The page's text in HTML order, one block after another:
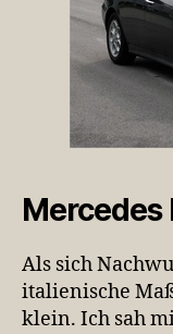
Mercedes
Als sich
italienische
klein. Ich sah